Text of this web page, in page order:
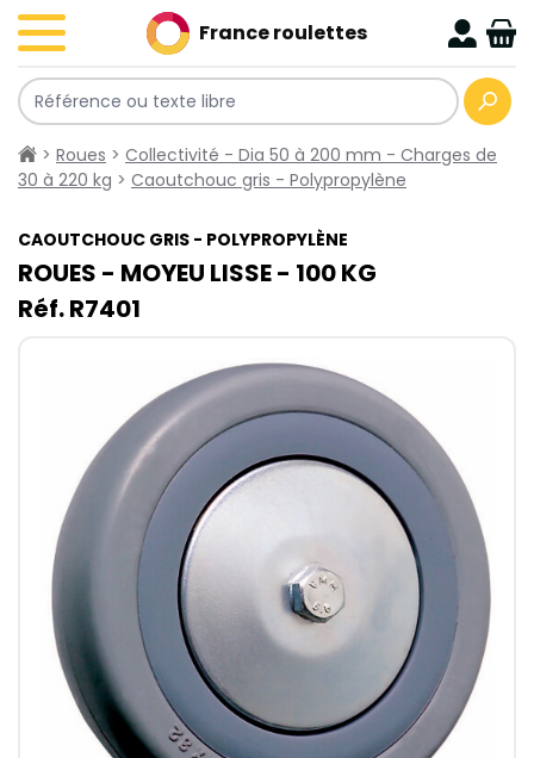
France roulettes
> Roues > Collectivité - Dia 50 à 200 mm - Charges de
30 à 220 kg > Caoutchouc gris - Polypropylène
CAOUTCHOUC GRIS - POLYPROPYLÈNE
ROUES - MOYEU LISSE - 100​ KG
Réf. R7401